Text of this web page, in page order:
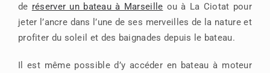
de réserver un bateau à Marseille ou à La Ciotat pour
jeter l’ancre dans l’une de ses merveilles de la nature et
profiter du soleil et des baignades depuis le bateau.
Il est même possible d’y accéder en bateau à moteur